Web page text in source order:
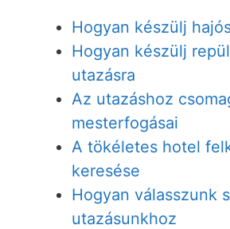
Hogyan készülj
Hogyan készülj
utazásra
Az utazáshoz
mesterfogásai
A tökéletes hotel
keresése
Hogyan válasszunk
utazásunkhoz